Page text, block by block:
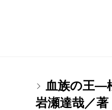
血族の王―
岩瀬達哉／著